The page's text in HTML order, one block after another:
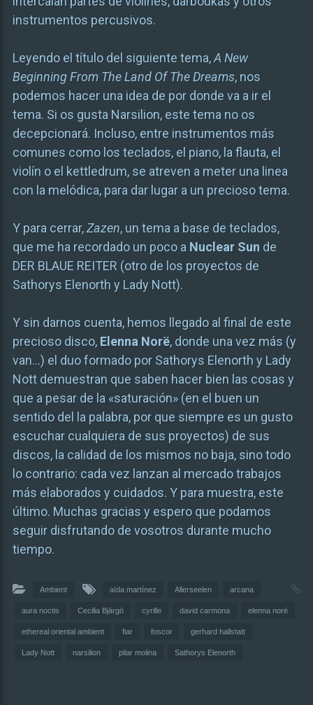
instrumentos percusivos.
Leyendo el título del siguiente tema,A New
Beginning From The Land Of The Dreams, nos
podemos hacer una idea de por donde va a ir el
tema. Si os gusta Narsilion, este tema no os
decepcionará. Incluso, entre instrumentos más
comunes como los teclados, el piano, la flauta, el
violín o el kettledrum, se atreven a meter una linea
con la melódica, para dar lugar a un precioso tema.
Y para cerrar,Zazen, un tema a base de teclados,
que me ha recordado un poco a Nuclear Sun de
DER BLAUE REITER (otro de los proyectos de
Sathorys Elenorth y Lady Nott).
Y sin darnos cuenta, hemos llegado al final de este
precioso disco, Elenna Norë, donde una vez más (y
van…) el duo formado por Sathorys Elenorth y Lady
Nott demuestran que saben hacer bien las cosas y
que a pesar de la «saturación» (en el buen un
sentido del la palabra, por que siempre es un gusto
escuchar cualquiera de sus proyectos) de sus
discos, la calidad de los mismos no baja, sino todo
lo contrario: cada vez lanzan al mercado trabajos
más elaborados y cuidados. Y para muestra, este
último. Muchas gracias y espero que podamos
seguir disfrutando de vosotros durante mucho
tiempo.
Ambient aïda martínez Allerseelen arcana
aura noctis Cecilia Bjärgö cyrille david carmona elenna norë
ethereal oriental ambient fiar foscor gerhard hallstatt
Lady Nott narsilion pilar molina Sathorys Elenorth